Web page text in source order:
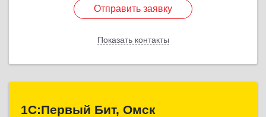
Отправить заявку
Показать контакты
Отправить заявку
Назад
1С:Первый Бит, Омск